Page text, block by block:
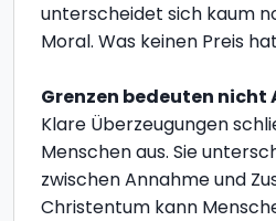
unterscheidet sich kaum
Moral. Was keinen Preis
Grenzen bedeuten nicht
Klare Überzeugungen
Menschen aus. Sie
zwischen Annahme und
Christentum kann